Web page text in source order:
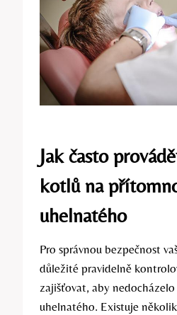
Jak často
kotlů na
uhelnatého
Pro správnou bezpečnost
důležité pravidelně
zajišťovat, aby
uhelnatého. Existuje